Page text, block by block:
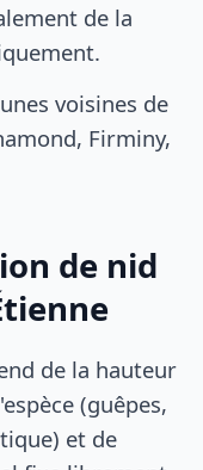
de la
voisines de
Firminy,
de nid
de la hauteur
(guêpes,
et de